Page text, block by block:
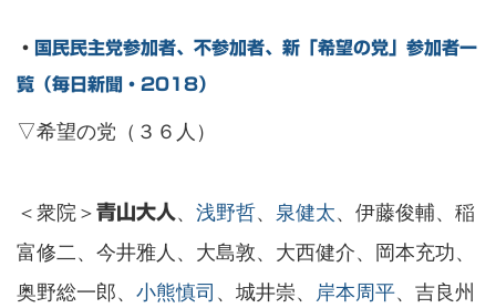
・ 国民民主党参加者、不参加者、新「希望の党」参加者一
覧（毎日新聞・2018）
▽希望の党（３６人）
＜衆院＞ 青山大人 、 浅野哲、 泉健太、伊藤俊輔、稲
富修二、今井雅人、大島敦、大西健介、岡本充功、
奥野総一郎、 小熊慎司 、城井崇、 岸本周平、吉良州